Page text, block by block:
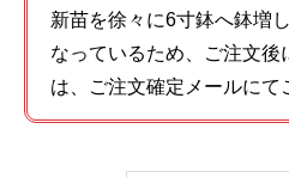
新苗を徐々に6寸鉢へ鉢増
なっているため、ご注文後
は、ご注文確定メールにて